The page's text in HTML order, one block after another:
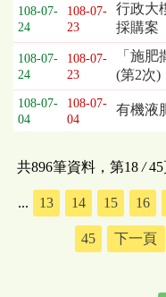
108-07-
24
108-07-
23
行政大
採購案
108-07-
24
108-07-
23
「施
(第2次)
108-07-
04
108-07-
04
有機液
共896筆資料，第18/
... 13 14 15 16
45 下一頁